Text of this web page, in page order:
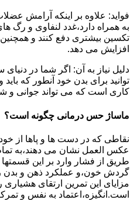
فواید: علاوه بر اینکه آرامش
به همراه دارد،غدد لنفاوی و رگ
تکسین بیشتری دفع کنند و همچنین
افزایش می دهد.
دلیل نیاز به آن: اگر شما در
توانید برای بدن خود آنطور که
کاری است که می تواند جوانی و
ماساژ حس درمانی چگونه است؟
نقاطی که در دست ها و پاها از
عکس العمل نشان می دهند،به
طریق از فشار وارد بر این
گردش خون،و عملکرد ذهن و بدن
مزایای این تمرین ارتقای
است.انگیزه،اعتماد به نفس و